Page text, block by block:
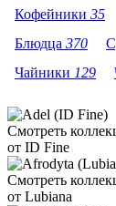
Кофейники 35
Блюдца 370
Чайники 129
Смотреть
от ID Fine
Смотреть
от Lubiana